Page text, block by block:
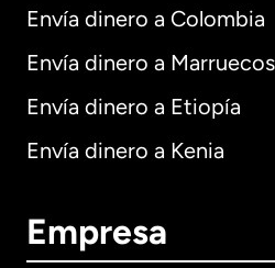
Envía dinero a Colombia
Envía dinero a Marruecos
Envía dinero a Etiopía
Envía dinero a Kenia
Empresa